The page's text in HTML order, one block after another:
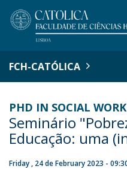
FCH-CATÓLICA
PHD IN SOCIAL WORK
Seminário
Educação: uma
Friday , 24 de February 2023 -